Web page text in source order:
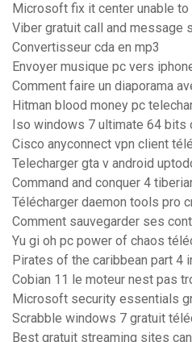
Microsoft fix it center unable
Viber gratuit call and message
Convertisseur cda en mp3
Envoyer musique pc vers
Comment faire un diaporama
Hitman blood money pc
Iso windows 7 ultimate 64 bits
Cisco anyconnect vpn client
Telecharger gta v android
Command and conquer 4
Télécharger daemon tools pro
Comment sauvegarder ses
Yu gi oh pc power of chaos
Pirates of the caribbean part 4
Cobian 11 le moteur nest pas
Microsoft security essentials
Scrabble windows 7 gratuit
Best gratuit streaming sites